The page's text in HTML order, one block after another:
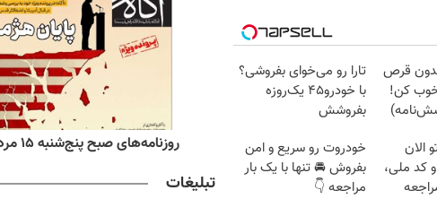
بدون قرص
کن!
تارا رو می‌خوای بفروشی؟
با خودرو۴۵ یک‌روزه
بفروشش
الان
و کد ملی،
خودروت رو سریع و امن
بفروش 🚘 تنها با یک بار
مراجعه 👇
اقتصادی پنج‌شنبه ۱۵ مرداد ۱۴۰۵ روزنامه‌های صبح پنج‌شنبه ۱۵ مرداد ۱۴۰۵
تبلیغات